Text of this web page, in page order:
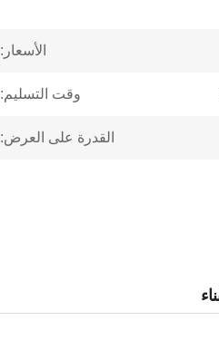
الأسعار:
وقت التسليم:
القدرة على العرض: